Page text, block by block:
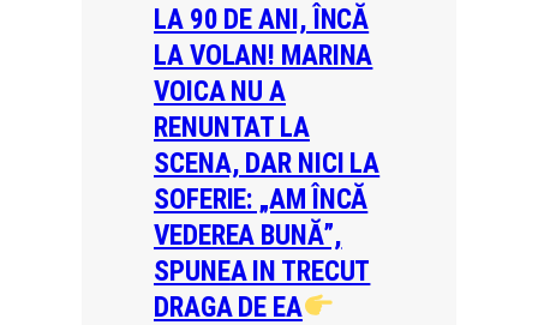
LA 90 DE ANI, ÎNCĂ
LA VOLAN! MARINA
VOICA NU A
RENUNTAT LA
SCENA, DAR NICI LA
SOFERIE: „AM ÎNCĂ
VEDEREA BUNĂ”,
SPUNEA IN TRECUT
DRAGA DE EA